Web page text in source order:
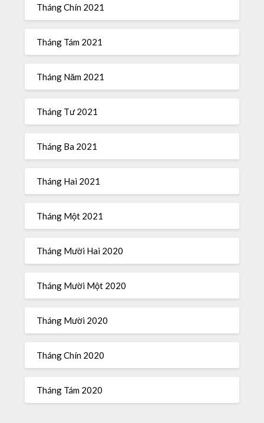
Tháng Chín 2021
Tháng Tám 2021
Tháng Năm 2021
Tháng Tư 2021
Tháng Ba 2021
Tháng Hai 2021
Tháng Một 2021
Tháng Mười Hai 2020
Tháng Mười Một 2020
Tháng Mười 2020
Tháng Chín 2020
Tháng Tám 2020